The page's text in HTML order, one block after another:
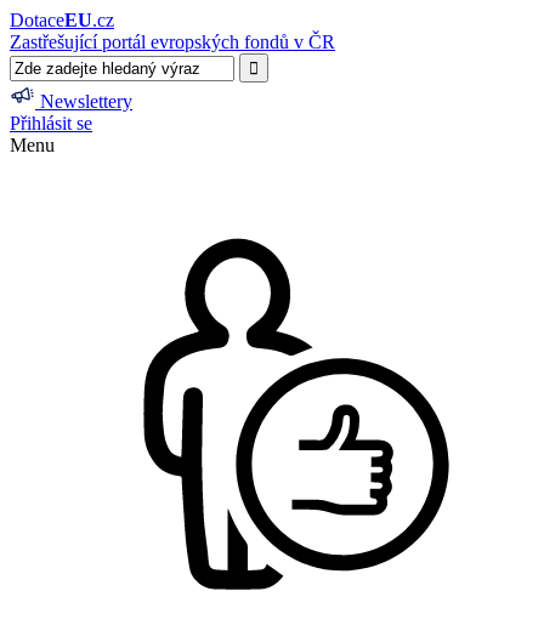
DotaceEU.cz
Zastřešující portál evropských fondů v ČR
Newslettery
Přihlásit se
Menu